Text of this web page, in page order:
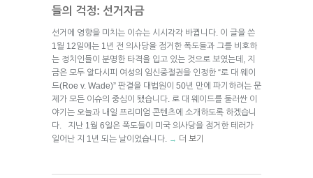
들의 걱정: 선거자금
선거에 영향을 미치는 이슈는 시시각각 바뀝니다. 이 글을 쓴
1월 12일에는 1년 전 의사당을 점거한 폭도들과 그를 비호하
는 정치인들이 분명한 타격을 입고 있는 것으로 보였는데, 지
금은 모두 알다시피 여성의 임신중절권을 인정한 “로 대 웨이
드(Roe v. Wade)” 판결을 대법원이 50년 만에 파기하려는 문
제가 모든 이슈의 중심이 됐습니다. 로 대 웨이드를 둘러싼 이
야기는 오늘과 내일 프리미엄 콘텐츠에 소개하도록 하겠습니
다. 지난 1월 6일은 폭도들이 미국 의사당을 점거한 테러가
일어난 지 1년 되는 날이었습니다.
→ 더 보기